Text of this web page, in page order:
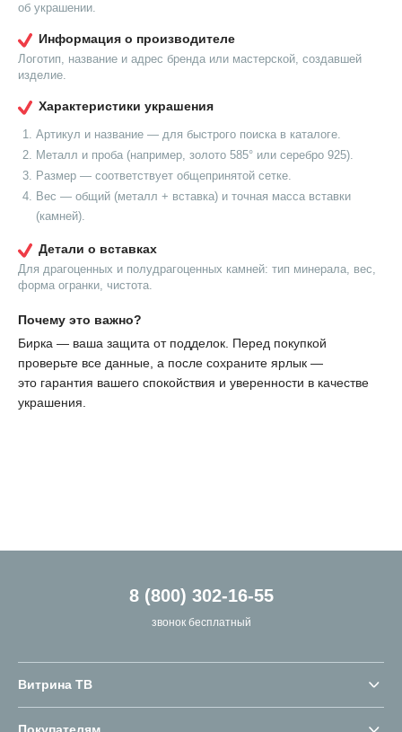
об украшении.
Информация о производителе
Логотип, название и адрес бренда или мастерской, создавшей
изделие.
Характеристики украшения
Артикул и название — для быстрого поиска в каталоге.
Металл и проба (например, золото 585° или серебро 925).
Размер — соответствует общепринятой сетке.
Вес — общий (металл + вставка) и точная масса вставки
(камней).
Детали о вставках
Для драгоценных и полудрагоценных камней: тип минерала, вес,
форма огранки, чистота.
Почему это важно?
Бирка — ваша защита от подделок. Перед покупкой
проверьте все данные, а после сохраните ярлык —
это гарантия вашего спокойствия и уверенности в качестве
украшения.
8 (800) 302-16-55
звонок бесплатный
Витрина ТВ